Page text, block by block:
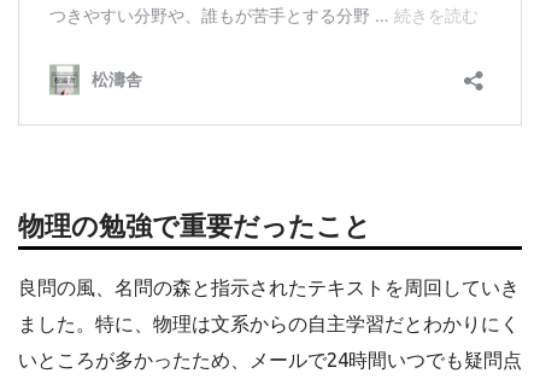
物理の勉強で重要だったこと
良問の風、名問の森と指示されたテキストを周回していき
ました。特に、物理は文系からの自主学習だとわかりにく
いところが多かったため、メールで24時間いつでも疑問点